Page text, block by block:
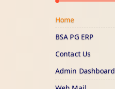
Home
BSA PG ERP
Contact Us
Admin Dashboard